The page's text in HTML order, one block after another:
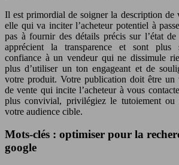
Il est primordial de soigner la description de
elle qui va inciter l’acheteur potentiel à
pas à fournir des détails précis sur l’état de
apprécient la transparence et sont plus
confiance à un vendeur qui ne dissimule
plus d’utiliser un ton engageant et de
votre produit. Votre publication doit être un
de vente qui incite l’acheteur à vous
plus convivial, privilégiez le tutoiement ou
votre audience cible.
Mots-clés : optimiser pour la
google